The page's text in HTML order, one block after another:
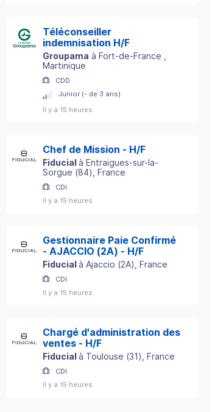
Téléconseiller
indemnisation H/F
Groupama à Fort-de-France
Martinique
CDD
Junior (- de 3 ans)
Il y a 15 heures
Chef de Mission - H/F
Fiducialà Entraigues-sur-la-
Sorgue (84) , France
CDI
Il y a 15 heures
Gestionnaire Paie Confirmé
- AJACCIO (2A) - H/F
Fiducialà Ajaccio (2A) , France
CDI
Il y a 15 heures
Chargé d'administration des
ventes - H/F
Fiducialà Toulouse (31) , France
CDI
Il y a 15 heures